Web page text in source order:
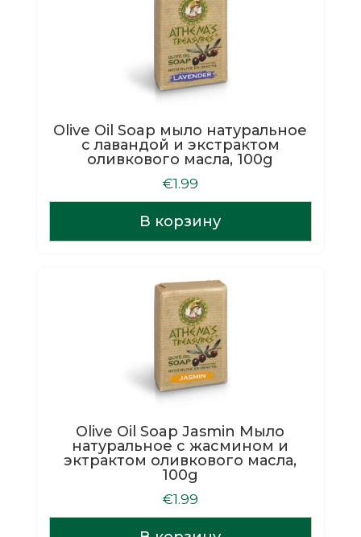
Olive Oil Soap мыло натуральное
с лавандой и экстрактом
оливкового масла, 100g
€1.99
В корзину
Olive Oil Soap Jasmin Мыло
натуральное с жасмином и
эктрактом оливкового масла,
100g
€1.99